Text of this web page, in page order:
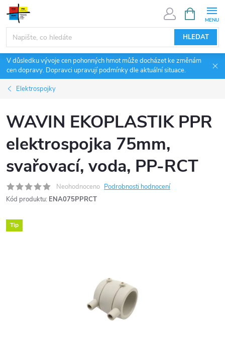
Přejít
obsah
HLEDAT
NÁKUPNÍ
KOŠÍK
V důsledku vývoje cen pohonných hmot může docházet ke změnám
cen dopravy. Dopravci upravují podmínky dle aktuální situace.
Elektrospojky
WAVIN EKOPLASTIK PPR
elektrospojka 75mm,
svařovací, voda, PP-RCT
Neohodnoceno Podrobnosti hodnocení
Kód produktu: ENA075PPRCT
Tip